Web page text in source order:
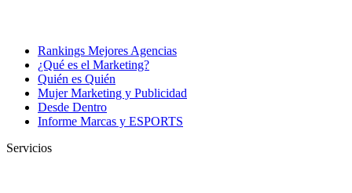
Rankings Mejores Agencias
¿Qué es el Marketing?
Quién es Quién
Mujer Marketing y Publicidad
Desde Dentro
Informe Marcas y ESPORTS
Servicios